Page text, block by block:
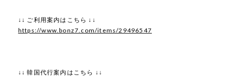
↓↓ ご利用案内はこちら ↓↓
https://www.bonz7.com/items/29496547
↓↓ 韓国代行案内はこちら ↓↓